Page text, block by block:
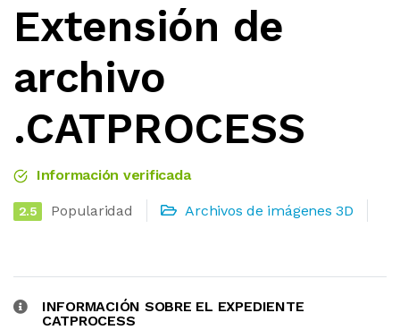
Extensión de
archivo
.CATPROCESS
Información verificada
2.5 Popularidad Archivos de imágenes 3D
INFORMACIÓN SOBRE EL EXPEDIENTE
CATPROCESS